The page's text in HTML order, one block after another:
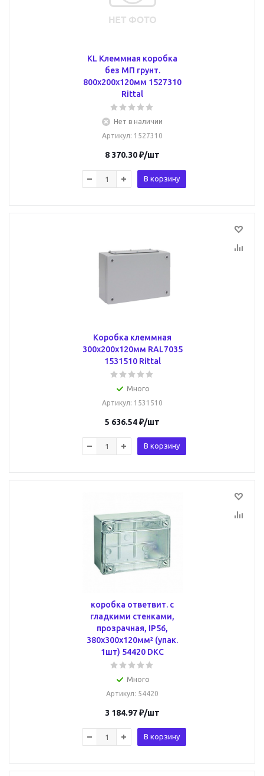
KL Клеммная коробка
без МП грунт.
800x200x120мм 1527310
Rittal
Нет в наличии
Артикул: 1527310
8 370.30₽/шт
В корзину
Коробка клеммная
300x200x120мм RAL7035
1531510 Rittal
Много
Артикул: 1531510
5 636.54₽/шт
В корзину
коробка ответвит. с
гладкими стенками,
прозрачная, IP56,
380х300х120мм² (упак.
1шт) 54420 DKC
Много
Артикул: 54420
3 184.97₽/шт
В корзину